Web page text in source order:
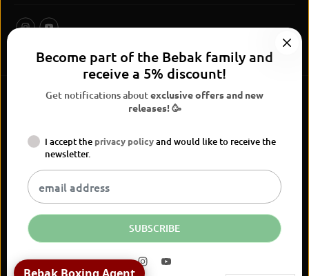
BEBAK I Chrome Hantelset 1-10 kg
mit Design-Ständer
BEBAK Boxing 2026
Widerrufsrecht
Versand
Kontaktinformationen Legal notice
EN EUR
Become part of the Bebak family and
receive a 5% discount!
Get notifications aboutexclusive offers and new
releases! 🥳
I accept the privacy policyand would like to receive the
newsletter.
SUBSCRIBE